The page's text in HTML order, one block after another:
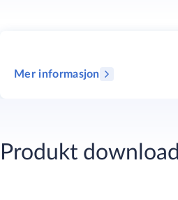
Mer informasjon
Produkt